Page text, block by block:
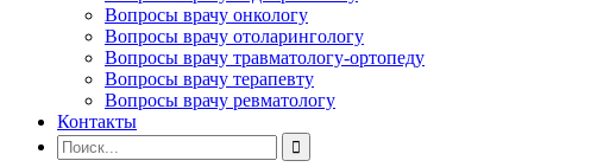
Вопросы врачу онкологу
Вопросы врачу отоларингологу
Вопросы врачу травматологу-ортопеду
Вопросы врачу терапевту
Вопросы врачу ревматологу
Контакты